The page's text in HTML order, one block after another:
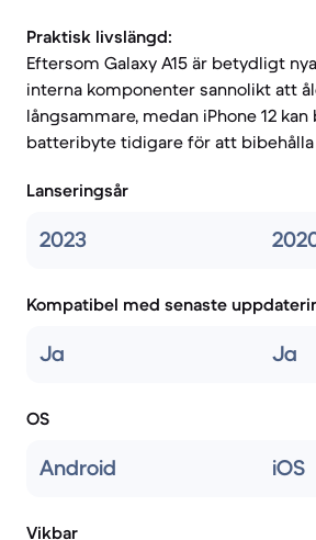
Praktisk livslängd:
Eftersom Galaxy A15 är betydligt
interna komponenter sannolikt att
långsammare, medan iPhone 12
batteribyte tidigare för att
Lanseringsår
2023
Kompatibel med senaste
Ja Ja
OS
Android iOS
Vikbar